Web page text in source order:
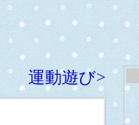
運動遊び>